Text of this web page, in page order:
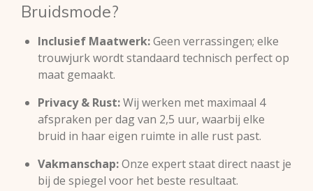
Bruidsmode?
Inclusief Maatwerk:Geen verrassingen; elke
trouwjurk wordt standaard technisch perfect op
maat gemaakt.
Privacy & Rust:Wij werken met maximaal 4
afspraken per dag van 2,5 uur, waarbij elke
bruid in haar eigen ruimte in alle rust past.
Vakmanschap:Onze expert staat direct naast je
bij de spiegel voor het beste resultaat.